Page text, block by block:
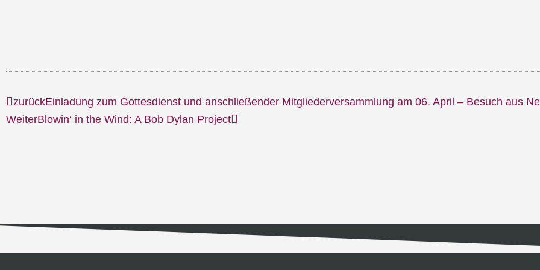
zurückEinladung zum Gottesdienst und anschließender Mitgliederversammlung am 06. April – Besuch aus
WeiterBlowin‘ in the Wind: A Bob Dylan Project